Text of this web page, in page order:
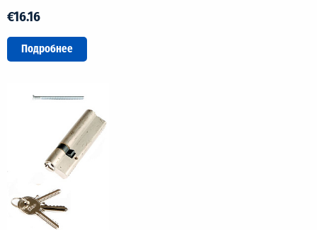
€16.16
Подробнее